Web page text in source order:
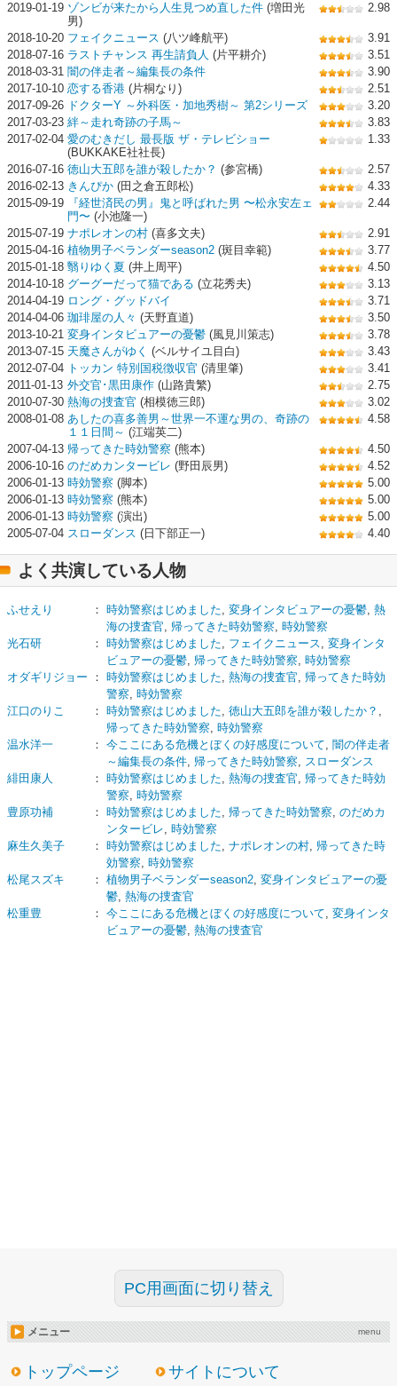
2019-01-19 ゾンビが来たから人生見つめ直した件 (増田光
男)
2.98
2018-10-20 フェイクニュース (八ツ峰航平)
3.91
2018-07-16 ラストチャンス 再生請負人 (片平耕介)
3.51
2018-03-31 闇の伴走者～編集長の条件
3.90
2017-10-10 恋する香港 (片桐なり)
2.51
2017-09-26 ドクターY ～外科医・加地秀樹～ 第2シリーズ
3.20
2017-03-23 絆～走れ奇跡の子馬～
3.83
2017-02-04 愛のむきだし 最長版 ザ・テレビショー
(BUKKAKE社社長)
1.33
2016-07-16 徳山大五郎を誰が殺したか？ (参宮橋)
2.57
2016-02-13 きんぴか (田之倉五郎松)
4.33
2015-09-19
『経世済民の男』鬼と呼ばれた男 〜松永安左ェ
門〜 (小池隆一)
2.44
2015-07-19 ナポレオンの村 (喜多文夫)
2.91
2015-04-16 植物男子ベランダーseason2 (斑目幸範)
3.77
2015-01-18 翳りゆく夏 (井上周平)
4.50
2014-10-18 グーグーだって猫である (立花秀夫)
3.13
2014-04-19 ロング・グッドバイ
3.71
2014-04-06 珈琲屋の人々 (天野直道)
3.50
2013-10-21 変身インタビュアーの憂鬱 (風見川策志)
3.78
2013-07-15 天魔さんがゆく (ベルサイユ目白)
3.43
2012-07-04 トッカン 特別国税徴収官 (清里肇)
3.41
2011-01-13 外交官･黒田康作 (山路貴繁)
2.75
2010-07-30 熱海の捜査官 (相模徳三郎)
3.02
2008-01-08 あしたの喜多善男～世界一不運な男の、奇跡の
１１日間～ (江端英二)
4.58
2007-04-13 帰ってきた時効警察 (熊本)
4.50
2006-10-16 のだめカンタービレ (野田辰男)
4.52
2006-01-13 時効警察 (脚本)
5.00
2006-01-13 時効警察 (熊本)
5.00
2006-01-13 時効警察 (演出)
5.00
2005-07-04 スローダンス (日下部正一) 4.40
よく共演している人物
ふせえり ： 時効警察はじめました, 変身インタビュアーの憂鬱, 熱
海の捜査官, 帰ってきた時効警察, 時効警察
光石研
： 時効警察はじめました, フェイクニュース, 変身インタ
ビュアーの憂鬱, 帰ってきた時効警察, 時効警察
オダギリジョー ： 時効警察はじめました, 熱海の捜査官, 帰ってきた時効
警察, 時効警察
江口のりこ
： 時効警察はじめました, 徳山大五郎を誰が殺したか？ ,
帰ってきた時効警察, 時効警察
温水洋一
： 今ここにある危機とぼくの好感度について, 闇の伴走者
～編集長の条件, 帰ってきた時効警察, スローダンス
緋田康人
： 時効警察はじめました, 熱海の捜査官, 帰ってきた時効
警察, 時効警察
豊原功補
： 時効警察はじめました, 帰ってきた時効警察, のだめカ
ンタービレ, 時効警察
麻生久美子
： 時効警察はじめました, ナポレオンの村, 帰ってきた時
効警察, 時効警察
松尾スズキ
： 植物男子ベランダーseason2, 変身インタビュアーの憂
鬱, 熱海の捜査官
松重豊
： 今ここにある危機とぼくの好感度について, 変身インタ
ビュアーの憂鬱, 熱海の捜査官
PC用画面に切り替え
メニュー menu
トップページ サイトについて